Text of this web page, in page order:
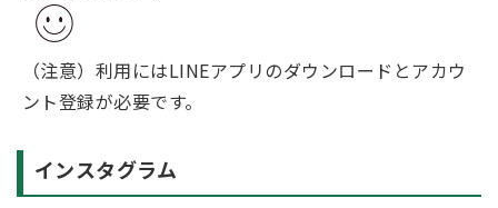
（注意）利用にはLINEアプリのダウンロードとアカウ
ント登録が必要です。
インスタグラム